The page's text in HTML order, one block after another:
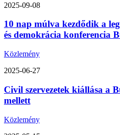
2025-09-08
10 nap múlva kezdődik a
és demokrácia konferencia
Közlemény
2025-06-27
Civil szervezetek kiállása a
mellett
Közlemény